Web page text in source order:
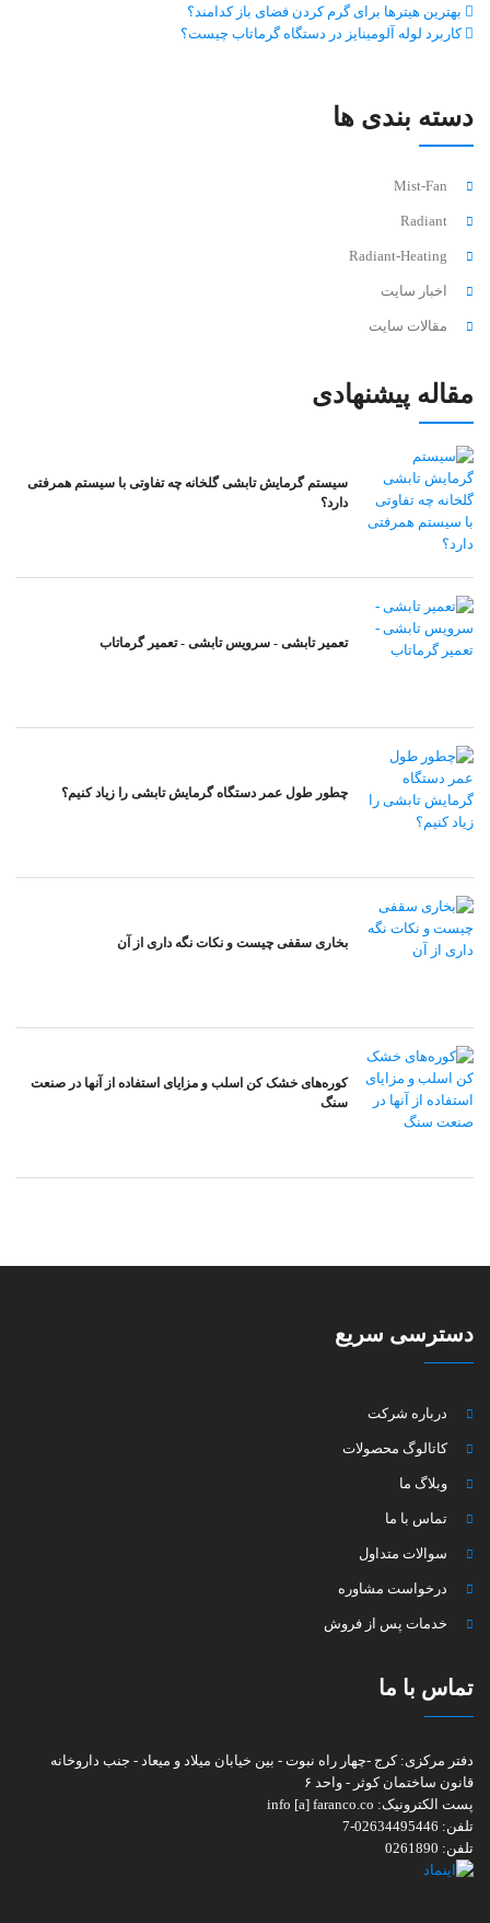
بهترین هیترها برای گرم کردن فضای باز کدامند؟
کاربرد لوله آلومینایز در دستگاه گرماتاب چیست؟
دسته بندی ها
Mist-Fan
Radiant
Radiant-Heating
اخبار سایت
مقالات سایت
مقاله پیشنهادی
سیستم گرمایش تابشی گلخانه چه تفاوتی با سیستم همرفتی
دارد؟
تعمیر تابشی - سرویس تابشی - تعمیر گرماتاب
چطور طول عمر دستگاه گرمایش تابشی را زیاد کنیم؟
بخاری سقفی چیست و نکات نگه داری از آن
کوره‌های خشک کن اسلب و مزایای استفاده از آنها در صنعت
سنگ
دسترسی سریع
درباره شرکت
کاتالوگ محصولات
وبلاگ ما
تماس با ما
سوالات متداول
درخواست مشاوره
خدمات پس از فروش
تماس با ما
دفتر مرکزی: کرج -چهار راه نبوت - بین خیابان میلاد و میعاد - جنب داروخانه
قانون ساختمان کوثر - واحد ۶
پست الکترونیک:
تلفن:
تلفن: